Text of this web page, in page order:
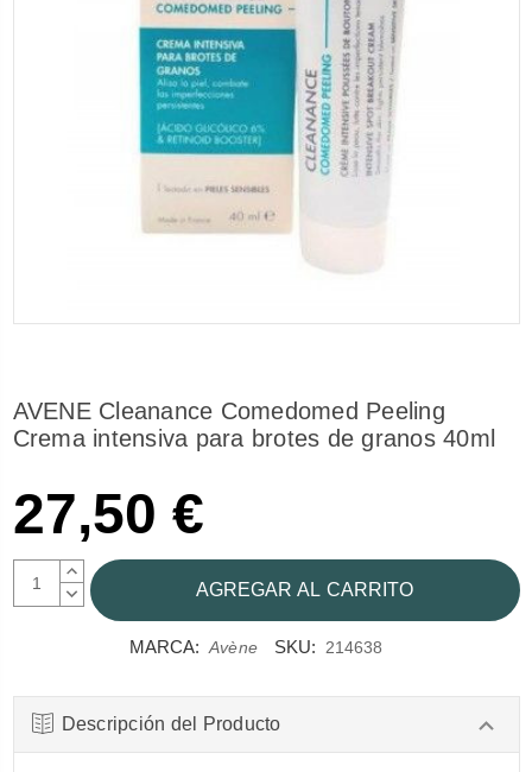
AVENE Cleanance Comedomed Peeling
Crema intensiva para brotes de granos 40ml
27,50 €
AUMENTAR
CANTIDAD:
DISMINUIR
CANTIDAD:
MARCA: Avène SKU: 214638
Descripción del Producto